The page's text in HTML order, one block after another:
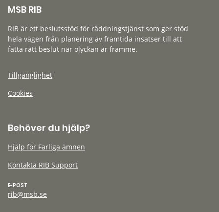
MSB RIB
RIB är ett beslutsstöd för räddningstjänst som ger stöd
hela vägen från planering av framtida insatser till att
fatta rätt beslut när olyckan är framme.
Tillgänglighet
Cookies
Behöver du hjälp?
Hjälp för Farliga ämnen
Kontakta RIB Support
E-POST
rib@msb.se